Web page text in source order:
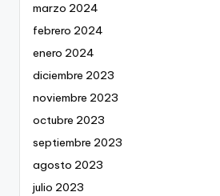
marzo 2024
febrero 2024
enero 2024
diciembre 2023
noviembre 2023
octubre 2023
septiembre 2023
agosto 2023
julio 2023